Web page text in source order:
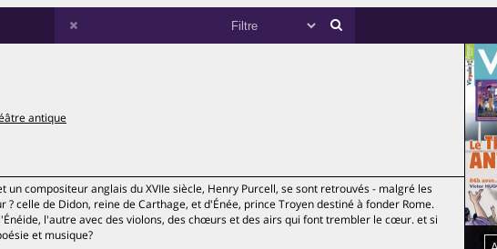
antique
un compositeur anglais du XVIIe siècle, Henry Purcell, se sont retrouvés - malgré les
celle de Didon, reine de Carthage, et d'Énée, prince Troyen destiné à fonder Rome.
l'autre avec des violons, des chœurs et des airs qui font trembler le cœur. et si
et musique?